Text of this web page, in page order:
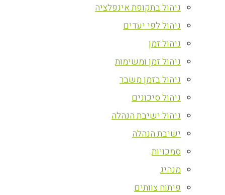
ניהול בתקופת אינפלציה
ניהול לפי יעדים
ניהול זמן
ניהול זמן ומשימות
ניהול בזמן משבר
ניהול סיכונים
ניהול ישיבת הנהלה
ישיבת הנהלה
סמכויות
מנהיג
פיתוח צוותים